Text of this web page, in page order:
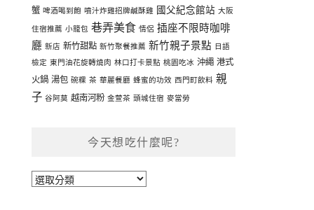
蟹 啤酒喝到飽 噴汁炸雞招牌鹹酥雞 國父紀念館站 大阪
住宿推薦 小籠包 巷弄美食 情侶 插座不限時咖啡
廳 新店 新竹甜點 新竹聚餐推薦 新竹親子景點 日語
檢定 東門油花旋轉燒肉 林口打卡景點 桃園吃冰 沖繩 港式
火鍋 湯包 碗粿 茶 華麗餐廳 蜂蜜的功效 西門町飲料 親
子 谷阿莫 越南河粉 金萱茶 頭城住宿 麥當勞
今天想吃什麼呢?
今